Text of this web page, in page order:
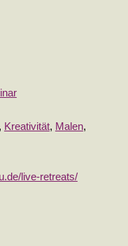
Kreativität, Malen,
live-retreats/